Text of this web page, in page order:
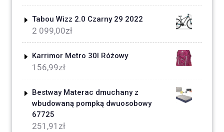
Tabou Wizz 2.0 Czarny 29 2022
2 099,00zł
Karrimor Metro 30l Różowy
156,99zł
Bestway Materac dmuchany z
wbudowaną pompką dwuosobowy
67725
251,91 zł